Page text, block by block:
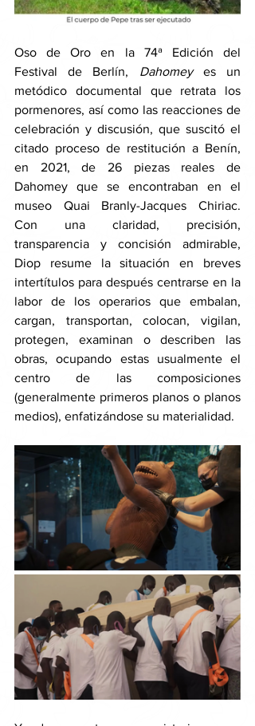
Oso de Oro en la 74ª Edición del
Festival de Berlín, Dahomey es un
metódico documental que retrata los
pormenores, así como las reacciones de
celebración y discusión, que suscitó el
citado proceso de restitución a Benín,
en 2021, de 26 piezas reales de
Dahomey que se encontraban en el
museo Quai Branly-Jacques Chiriac.
Con una claridad, precisión,
transparencia y concisión admirable,
Diop resume la situación en breves
intertítulos para después centrarse en la
labor de los operarios que embalan,
cargan, transportan, colocan, vigilan,
protegen, examinan o describen las
obras, ocupando estas usualmente el
centro de las composiciones
(generalmente primeros planos o planos
medios), enfatizándose su materialidad.